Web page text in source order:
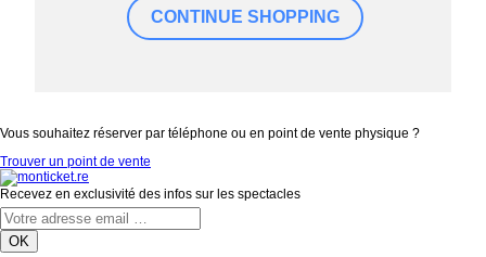
Vous souhaitez réserver par téléphone ou en point de vente physique ?
Trouver un point de vente
Recevez en exclusivité des infos sur les spectacles
OK